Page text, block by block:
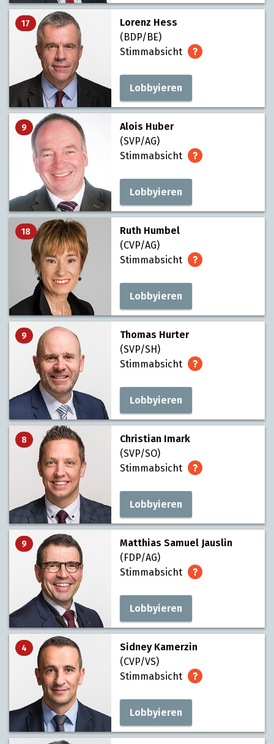
17
Lorenz Hess
(BDP/BE)
Stimmabsicht
Lobbyieren
9
Alois Huber
(SVP/AG)
Stimmabsicht
Lobbyieren
18
Ruth Humbel
(CVP/AG)
Stimmabsicht
Lobbyieren
9
Thomas Hurter
(SVP/SH)
Stimmabsicht
Lobbyieren
8
Christian Imark
(SVP/SO)
Stimmabsicht
Lobbyieren
9
Matthias Samuel Jauslin
(FDP/AG)
Stimmabsicht
Lobbyieren
4
Sidney Kamerzin
(CVP/VS)
Stimmabsicht
Lobbyieren